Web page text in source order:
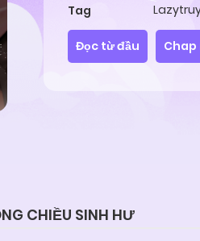
Tag
Đọc từ đầu Chap
CHIỀU SINH HƯ